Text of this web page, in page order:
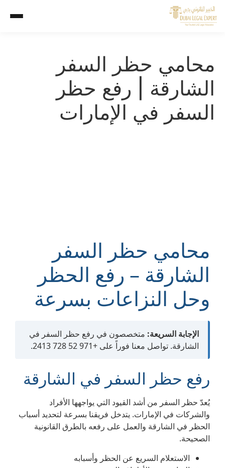
محامي حظر السفر
الشارقة | رفع حظر
السفر في الإمارات
محامي حظر السفر
الشارقة – رفع الحظر
وحل النزاعات بسرعة
الإجابة السريعة: متخصصون في رفع حظر السفر في
الشارقة. تواصل معنا فوراً على +971 52 728 2413.
رفع حظر السفر في الشارقة
يُعدّ حظر السفر من أشد القيود التي يواجهها الأفراد
والشركات في الإمارات. يتدخل فريقنا بسرعة لتحديد أسباب
الحظر في الشارقة والعمل على رفعه بالطرق القانونية
الصحيحة.
الاستعلام السريع عن الحظر وأسبابه